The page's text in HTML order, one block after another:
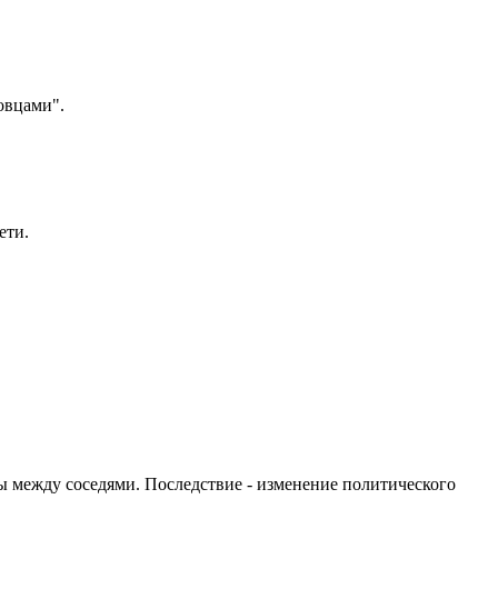
соседями. Последствие - изменение политического